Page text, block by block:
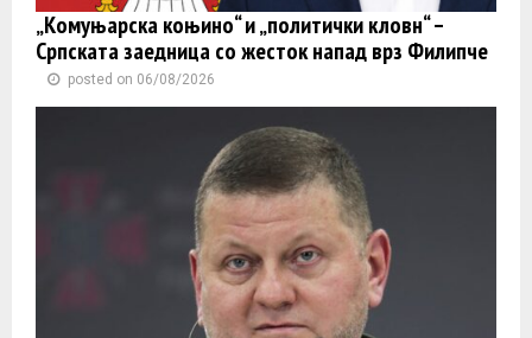
„Комуњарска коњино“ и „политички кловн“ –
Српската заедница со жесток напад врз Филипче
posted on 06/08/2026